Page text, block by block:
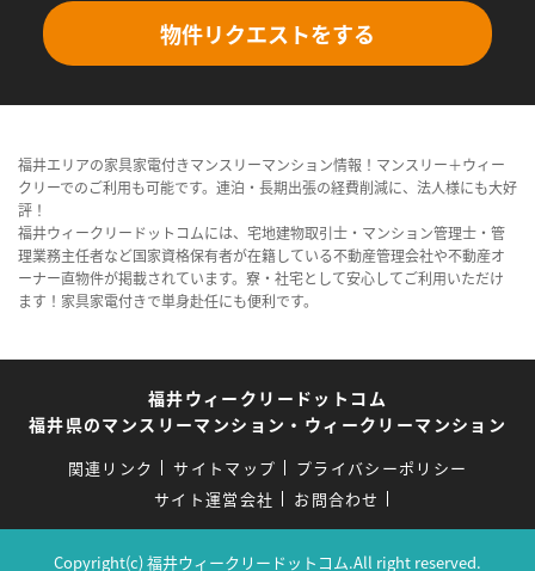
物件リクエストをする
福井エリアの家具家電付きマンスリーマンション情報！マンスリー＋ウィー
クリーでのご利用も可能です。連泊・長期出張の経費削減に、法人様にも大好
評！
福井ウィークリードットコムには、宅地建物取引士・マンション管理士・管
理業務主任者など国家資格保有者が在籍している不動産管理会社や不動産オ
ーナー直物件が掲載されています。寮・社宅として安心してご利用いただけ
ます！家具家電付きで単身赴任にも便利です。
福井ウィークリードットコム
福井県のマンスリーマンション・ウィークリーマンション
関連リンク サイトマップ
プライバシーポリシー
サイト運営会社
お問合わせ
Copyright(c) 福井ウィークリードットコム.All right reserved.